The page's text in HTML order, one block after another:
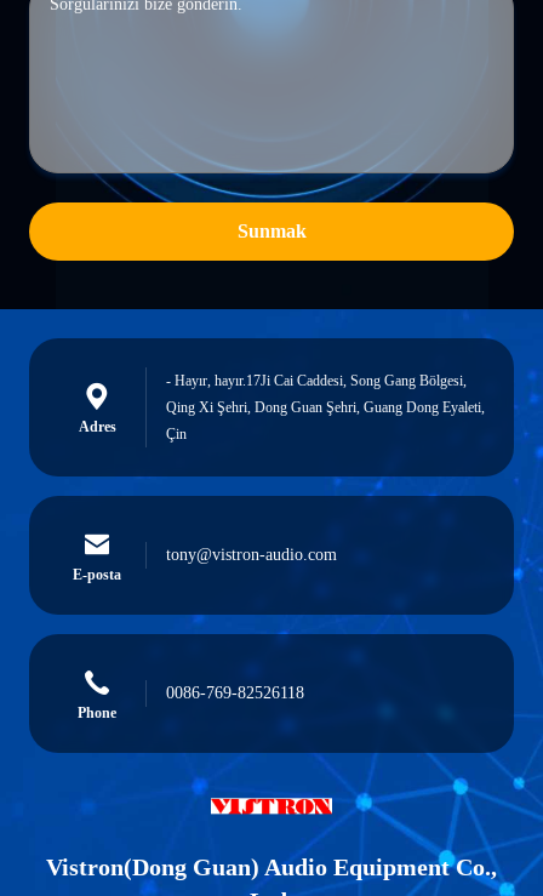
Sunmak
Adres
- Hayır, hayır.17Ji Cai Caddesi, Song Gang Bölgesi,
Qing Xi Şehri, Dong Guan Şehri, Guang Dong Eyaleti,
Çin
E-posta
tony@vistron-audio.com
Phone
0086-769-82526118
Vistron(Dong Guan) Audio Equipment Co.,